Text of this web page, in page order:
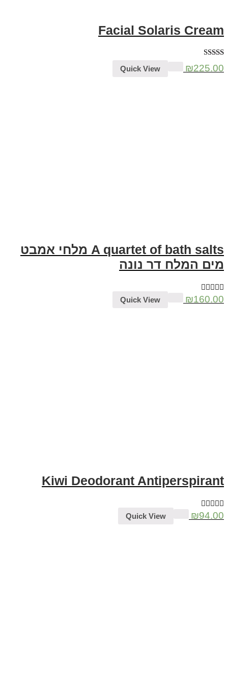
Facial Solaris Cream
דורג 5.00
מתוך 5
₪225.00
Quick View
A quartet of bath salts מלחי אמבט
מים המלח דר נונה
₪160.00
Quick View
Kiwi Deodorant Antiperspirant
₪94.00
Quick View